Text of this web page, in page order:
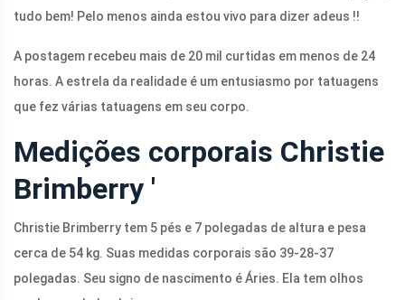
tudo bem! Pelo menos ainda estou vivo para dizer adeus !!
A postagem recebeu mais de 20 mil curtidas em menos de 24
horas. A estrela da realidade é um entusiasmo por tatuagens
que fez várias tatuagens em seu corpo.
Medições corporais Christie
Brimberry '
Christie Brimberry tem 5 pés e 7 polegadas de altura e pesa
cerca de 54 kg. Suas medidas corporais são 39-28-37
polegadas. Seu signo de nascimento é Áries. Ela tem olhos